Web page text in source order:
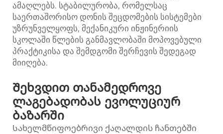
ამაღლებს. სტაბილურობა, რომელსაც
საერთაშორისო დონის შეცდომების სისტემები
უზრუნველყოფს, მექანიკური ინჟინერიის
სკოლაში წლების განმავლობაში მოპოვებული
პრაქტიკისა და შემდგომი შერჩევის შედეგად
მიიღება.
Შეხვდით თანამედროვე
ლაგებადობას ევოლუციურ
ბაზარში
Სახელმწიფოებრივი ქაღალდის ჩანთებში